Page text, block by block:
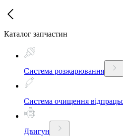
Каталог запчастин
Система розжарювання
Система очищення
Двигун